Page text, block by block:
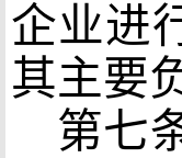
企业进
其主要
第七